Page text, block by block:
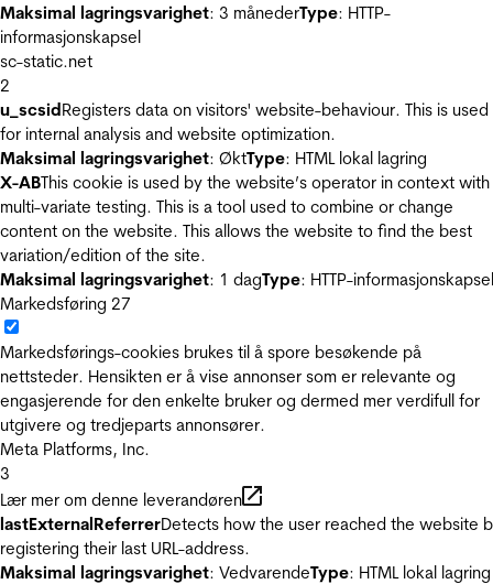
Maksimal lagringsvarighet: 3 månederType: HTTP-
informasjonskapsel
sc-static.net
2
u_scsidRegisters data on visitors' website-behaviour. This is used
for internal analysis and website optimization.
Maksimal lagringsvarighet: ØktType: HTML lokal lagring
X-ABThis cookie is used by the website’s operator in context with
multi-variate testing. This is a tool used to combine or change
content on the website. This allows the website to find the best
variation/edition of the site.
Maksimal lagringsvarighet: 1 dagType: HTTP-informasjonskapsel
Markedsføring 27
Markedsførings-cookies brukes til å spore besøkende på
nettsteder. Hensikten er å vise annonser som er relevante og
engasjerende for den enkelte bruker og dermed mer verdifull for
utgivere og tredjeparts annonsører.
Meta Platforms, Inc.
3
Lær mer om denne leverandøren
lastExternalReferrerDetects how the user reached the website
registering their last URL-address.
Maksimal lagringsvarighet: VedvarendeType: HTML lokal lagring